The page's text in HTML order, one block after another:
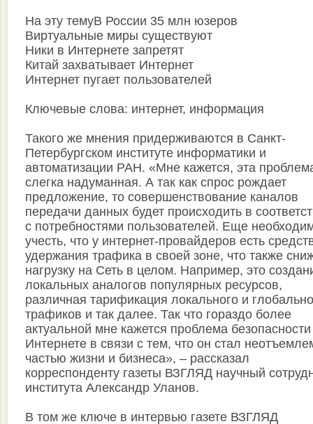
На эту темуВ России 35 млн юзеров
Виртуальные миры существуют
Ники в Интернете запретят
Китай захватывает Интернет
Интернет пугает пользователей
Ключевые слова: интернет, информация
Такого же мнения придерживаются в Санкт-
Петербургском институте информатики и
автоматизации РАН. «Мне кажется, эта
слегка надуманная. А так как спрос рождает
предложение, то совершенствование каналов
передачи данных будет происходить в
с потребностями пользователей. Еще
учесть, что у интернет-провайдеров есть
удержания трафика в своей зоне, что также
нагрузку на Сеть в целом. Например, это
локальных аналогов популярных ресурсов,
различная тарификация локального и
трафиков и так далее. Так что гораздо более
актуальной мне кажется проблема
Интернете в связи с тем, что он стал
частью жизни и бизнеса», – рассказал
корреспонденту газеты ВЗГЛЯД научный
института Александр Уланов.
В том же ключе в интервью газете ВЗГЛЯД